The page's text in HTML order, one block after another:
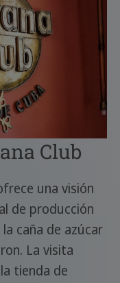
Club
una visión
de producción
caña de azúcar
La visita
tienda de